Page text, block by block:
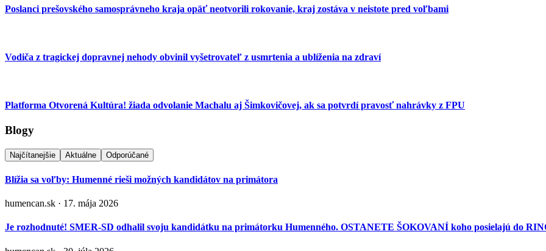
Poslanci prešovského samosprávneho kraja opäť neotvorili rokovanie, kraj zostáva v neistote pred voľbami
Vodiča z tragickej dopravnej nehody obvinil vyšetrovateľ z usmrtenia a ublíženia na zdraví
Platforma Otvorená Kultúra! žiada odvolanie Machalu aj Šimkovičovej, ak sa potvrdí pravosť nahrávky z FPU
Blogy
Najčítanejšie Aktuálne Odporúčané
Blížia sa voľby: Humenné rieši možných kandidátov na primátora
humencan.sk · 17. mája 2026
Je rozhodnuté! SMER-SD odhalil svoju kandidátku na primátorku Humenného. OSTANETE ŠOKOVANÍ koho posielajú do